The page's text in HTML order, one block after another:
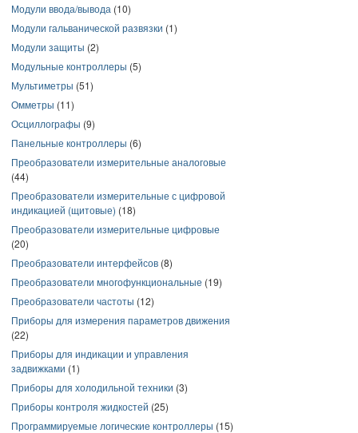
Модули ввода/вывода (10)
Модули гальванической развязки (1)
Модули защиты (2)
Модульные контроллеры (5)
Мультиметры (51)
Омметры (11)
Осциллографы (9)
Панельные контроллеры (6)
Преобразователи измерительные аналоговые
(44)
Преобразователи измерительные с цифровой
индикацией (щитовые) (18)
Преобразователи измерительные цифровые
(20)
Преобразователи интерфейсов (8)
Преобразователи многофункциональные (19)
Преобразователи частоты (12)
Приборы для измерения параметров движения
(22)
Приборы для индикации и управления
задвижками (1)
Приборы для холодильной техники (3)
Приборы контроля жидкостей (25)
Программируемые логические контроллеры (15)